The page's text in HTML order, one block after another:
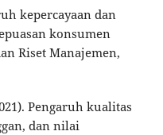
kepercayaan dan
konsumen
Riset Manajemen,
Pengaruh kualitas
dan nilai